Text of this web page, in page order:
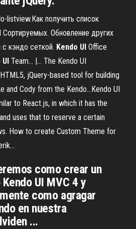
listview.Как получить список
Обновление других
кэндо сеткой. Kendo UI Office
UI Team... |… The Kendo UI
jQuery-based tool for building
and Cody from the Kendo...Kendo UI
to React.js, in which it has the
uses that to reserve a certain
How to create Custom Theme for
como crear un
UI MVC 4 y
como agragar
en nuestra
...